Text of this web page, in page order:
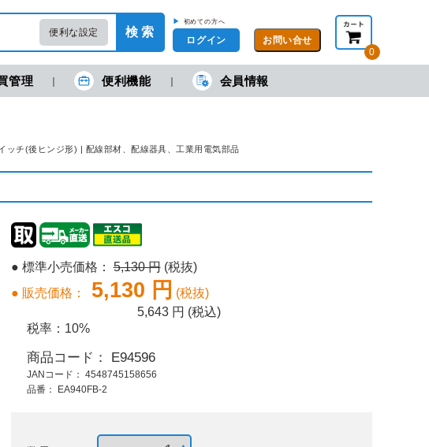
便利な設定 検 索
▶ 初めての方へ
ログイン
0
現在の金額合計： 円 (税抜) 円(税込)
管理 便利機能 会員情報
ッチ(後ヒンジ形) | 配線部材、配線器具、工業用電気部品
スイ
350 円 (税抜)
385 円 (税込)
● 標準小売価格：5,130 円 (税抜)
● 販売価格：
5,130 円 (税抜)
5,643 円 (税込)
税率： 10%
商品コード： E94596
JANコード： 4548745158656
品番：
EA940FB-2